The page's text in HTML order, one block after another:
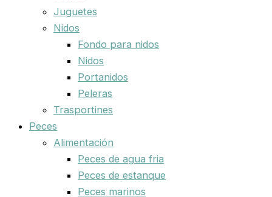
Juguetes
Nidos
Fondo para nidos
Nidos
Portanidos
Peleras
Trasportines
Peces
Alimentación
Peces de agua fria
Peces de estanque
Peces marinos